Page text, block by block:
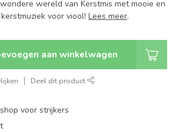
wereld van Kerstmis met mooie en
voor viool! Lees meer.
aan winkelwagen
Deel dit product
voor strijkers